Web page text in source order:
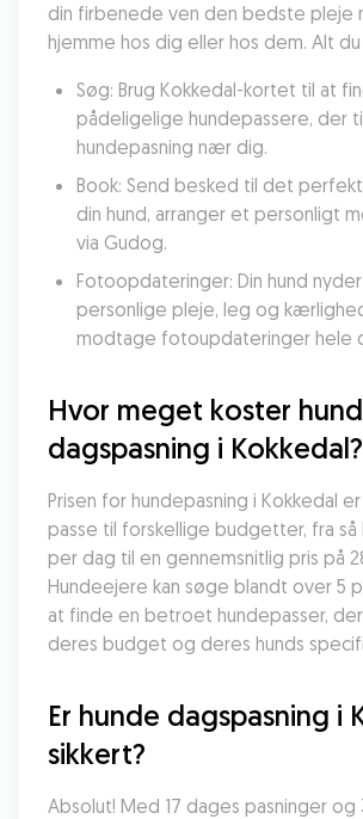
din firbenede ven den bedste pleje
hjemme hos dig eller hos dem. Alt
Søg: Brug Kokkedal-kortet til at
pådeligelige hundepassere, der
hundepasning nær dig.
Book: Send besked til det
din hund, arranger et personligt
via Gudog.
Fotoopdateringer: Din hund
personlige pleje, leg og
modtage fotoupdateringer hele
Hvor meget koster
dagspasning i Kokkedal?
Prisen for hundepasning i Kokkedal
passe til forskellige budgetter, fra så
per dag til en gennemsnitlig pris på
Hundeejere kan søge blandt over 5
at finde en betroet hundepasser,
deres budget og deres hunds
Er hunde dagspasning i
sikkert?
Absolut! Med 17 dages pasninger og